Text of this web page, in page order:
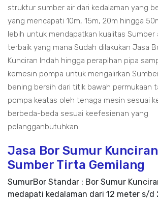
struktur sumber air dari kedalaman yang
yang mencapati 10m, 15m, 20m hingga
lebih untuk mendapatkan kualitas Sumber
terbaik yang mana Sudah dilakukan Jasa
Kunciran Indah hingga perapihan pipa
kemesin pompa untuk mengalirkan
bening bersih dari titik bawah permukaan
pompa keatas oleh tenaga mesin sesuai
berbeda-beda sesuai keefesienan yang
pelangganbutuhkan.
Jasa Bor Sumur
Sumber Tirta Gemilang
SumurBor Standar : Bor Sumur
medapati kedalaman dari 12 meter s/d